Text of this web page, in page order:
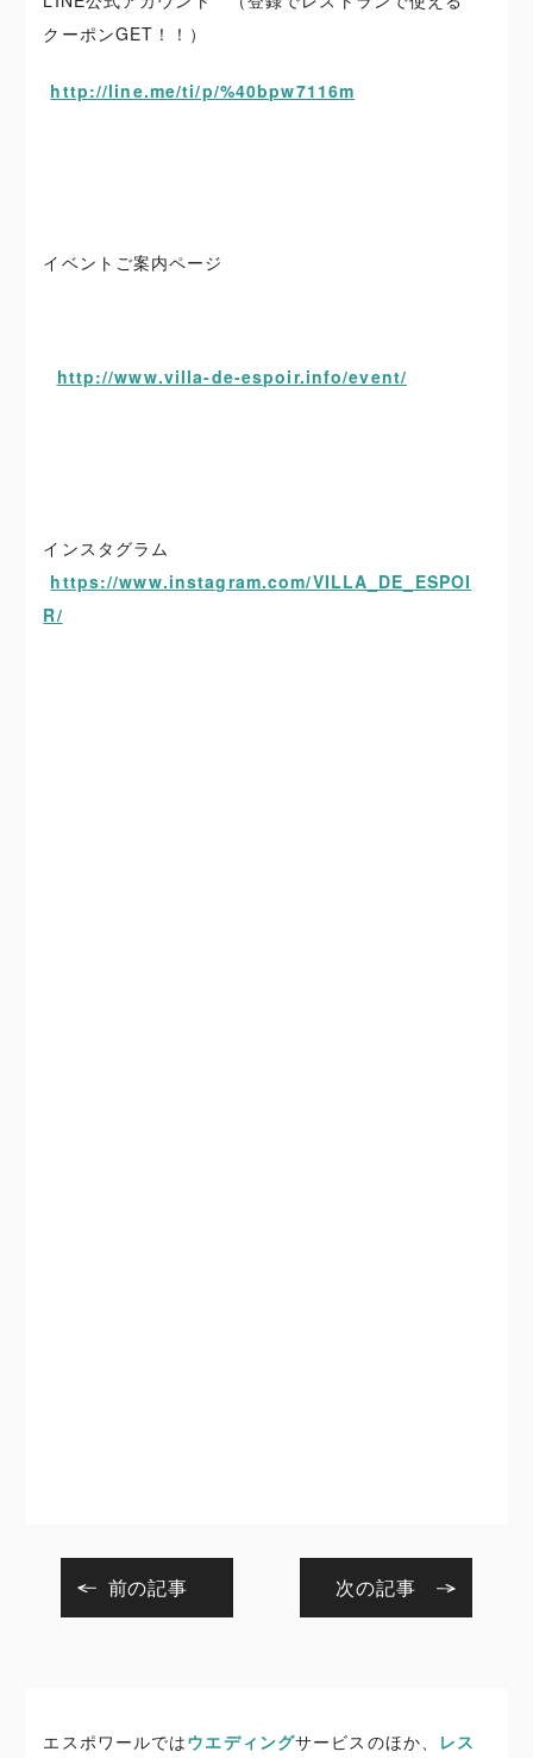
クーポンGET！！）
http://line.me/ti/p/%40bpw7116m
イベントご案内ページ
http://www.villa-de-espoir.info/event/
インスタグラム
https://www.instagram.com/VILLA_DE_ESPOI
R/
前の記事 次の記事
エスポワールではウエディングサービスのほか、 レス